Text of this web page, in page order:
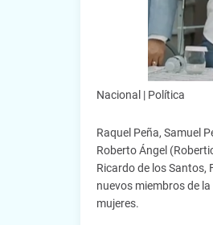
Nacional | Política
Raquel Peña, Samuel
Roberto Ángel
Ricardo de los Santos,
nuevos miembros de
mujeres.